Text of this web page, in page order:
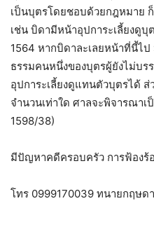
เป็นบุตรโดยชอบด้วยกฎหมาย
เช่น บิดามีหน้าอุปการะเลี้ยงดู
1564 หากบิดาละเลยหน้าที่นี้ไ
ธรรมคนหนึ่งของบุตรผู้ยังไม่บร
อุปการะเลี้ยงดูแทนตัวบุตรได้
จำนวนเท่าใด ศาลจะพิจารณาเ
1598/38)
มีปัญหาคดีครอบครัว การฟ้องร้
โทร 0999170039 ทนายกฤษดา